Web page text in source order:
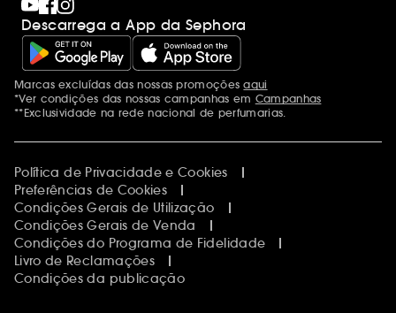
Descarrega a App da Sephora
Menções adicionais
Marcas excluídas das nossas promoçõesaqui
*Ver condições das nossas campanhas em Campanhas
**Exclusividade na rede nacional de perfumarias.
Política de Privacidade e Cookies
Preferências de Cookies
Condições Gerais de Utilização
Condições Gerais de Venda
Condições do Programa de Fidelidade
Livro de Reclamações
Condições da publicação